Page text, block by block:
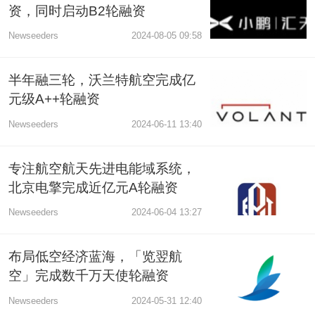
资，同时启动B2轮融资
Newseeders 2024-08-05 09:58
半年融三轮，沃兰特航空完成亿
元级A++轮融资
Newseeders 2024-06-11 13:40
专注航空航天先进电能域系统，
北京电擎完成近亿元A轮融资
Newseeders 2024-06-04 13:27
布局低空经济蓝海，「览翌航
空」完成数千万天使轮融资
Newseeders 2024-05-31 12:40